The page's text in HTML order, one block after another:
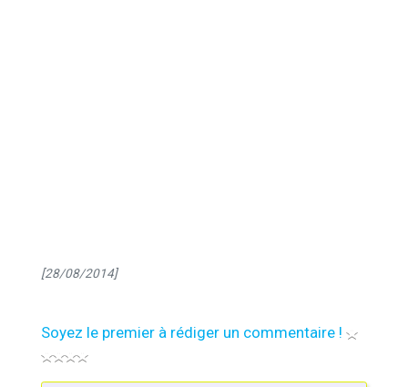
[28/08/2014]
Soyez le premier à rédiger un commentaire !